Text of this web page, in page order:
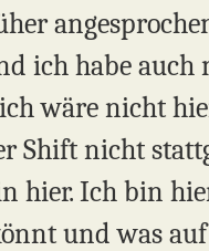
ich habe auch
wäre nicht
Shift nicht
hier. Ich bin
und was